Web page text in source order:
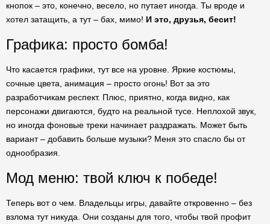
кнопок – это, конечно, весело, но путает иногда. Ты вроде и
хотел затащить, а тут – бах, мимо! И это, друзья, бесит!
Графика: просто бомба!
Что касается графики, тут все на уровне. Яркие костюмы,
сочные цвета, анимация – просто огонь! Вот за это
разработчикам респект. Плюс, приятно, когда видно, как
персонажи двигаются, будто на реальной тусе. Неплохой звук,
но иногда фоновые треки начинает раздражать. Может быть
вариант – добавить больше музыки? Меня это спасло бы от
однообразия.
Мод меню: твой ключ к победе!
Теперь вот о чем. Владельцы игры, давайте откровенно – без
взлома тут никуда. Они созданы для того, чтобы твой профит